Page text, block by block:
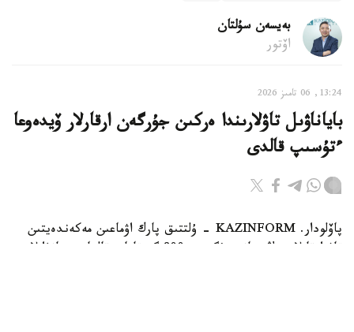
بەيسەن سۇلتان
اۆتور
13:24, 06 تامىز 2026
باياناۋىل تاۋلارىندا ەركىن جۇرگەن ارقارلار ۆيدەوعا
ءتۇسىپ قالدى
پاۆلودار. KAZINFORM - ۇلتتىق پارك اۋماعىن مەكەندەيتىن
تاۋ ارقارلارىنىڭ سانى بۇگىندە 800 گە تاياپ قالعان. جانۋارلار